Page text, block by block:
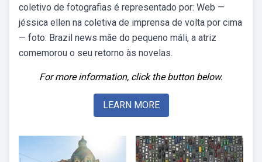
coletivo de fotografias é representado por: Web —
jéssica ellen na coletiva de imprensa de volta por cima
— foto: Brazil news mãe do pequeno máli, a atriz
comemorou o seu retorno às novelas.
For more information, click the button below.
LEARN MORE